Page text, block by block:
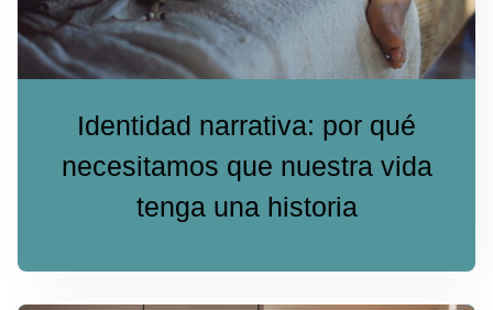
Identidad narrativa: por qué
necesitamos que nuestra vida
tenga una historia